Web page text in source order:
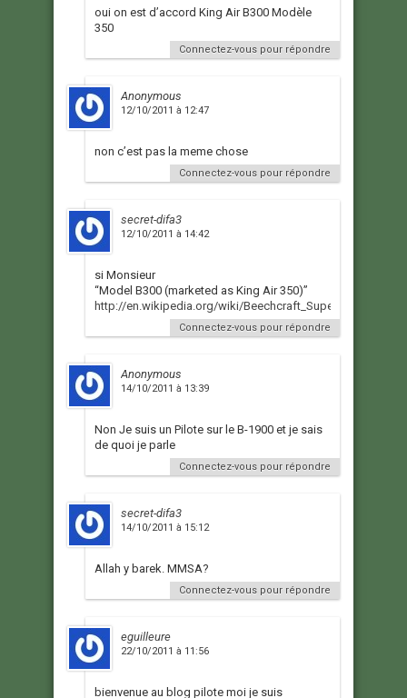
oui on est d’accord King Air B300 Modèle
350
Connectez-vous pour répondre
Anonymous
12/10/2011 à 12:47
non c’est pas la meme chose
Connectez-vous pour répondre
secret-difa3
12/10/2011 à 14:42
si Monsieur
“Model B300 (marketed as King Air 350)”
http://en.wikipedia.org/wiki/Beechcraft_Super_King_Air
Connectez-vous pour répondre
Anonymous
14/10/2011 à 13:39
Non Je suis un Pilote sur le B-1900 et je sais
de quoi je parle
Connectez-vous pour répondre
secret-difa3
14/10/2011 à 15:12
Allah y barek. MMSA?
Connectez-vous pour répondre
eguilleure
22/10/2011 à 11:56
bienvenue au blog pilote moi je suis